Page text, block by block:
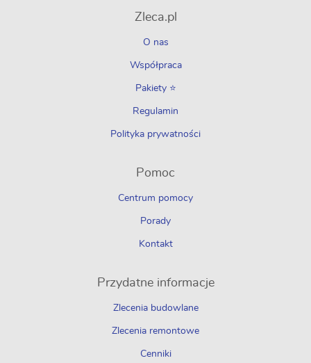
Zleca.pl
O nas
Współpraca
Pakiety ⭐
Regulamin
Polityka prywatności
Pomoc
Centrum pomocy
Porady
Kontakt
Przydatne informacje
Zlecenia budowlane
Zlecenia remontowe
Cenniki